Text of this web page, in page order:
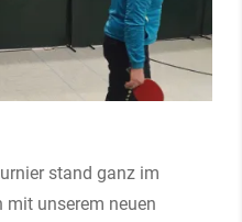
stand ganz im
mit unserem neuen